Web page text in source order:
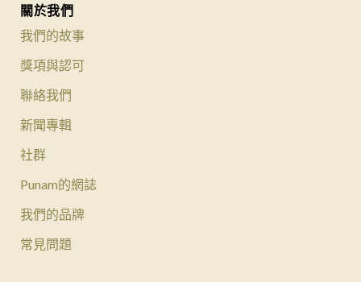
關於我們
我們的故事
獎項與認可
聯絡我們
新聞專輯
社群
Punam的網誌
我們的品牌
常見問題